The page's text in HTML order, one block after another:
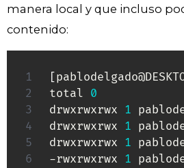
manera local y que incluso
contenido:
[
total 0
drwxrwxrwx 1
drwxrwxrwx 1
drwxrwxrwx 1
-rwxrwxrwx 1